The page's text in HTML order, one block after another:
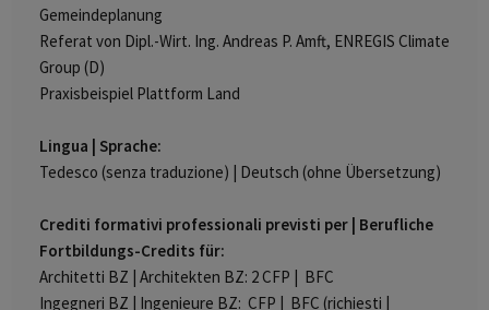
Gemeindeplanung
Referat von Dipl.-Wirt. Ing. Andreas P. Amft, ENREGIS Climate
Group (D)
Praxisbeispiel Plattform Land
Lingua | Sprache:
Tedesco (senza traduzione) | Deutsch (ohne Übersetzung)
Crediti formativi professionali previsti per | Berufliche
Fortbildungs-Credits für:
Architetti BZ | Architekten BZ: 2 CFP | BFC
Ingegneri BZ | Ingenieure BZ: CFP | BFC (richiesti |